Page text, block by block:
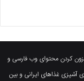
در سال 1401 در راستای افزون کردن محتوای وب فارسی و
آشپزی غذاهای ایرانی و بین